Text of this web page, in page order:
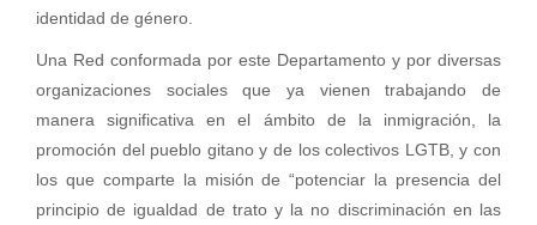
identidad de género.
Una Red conformada por este Departamento y por diversas
organizaciones sociales que ya vienen trabajando de
manera significativa en el ámbito de la inmigración, la
promoción del pueblo gitano y de los colectivos LGTB, y con
los que comparte la misión de “potenciar la presencia del
principio de igualdad de trato y la no discriminación en las